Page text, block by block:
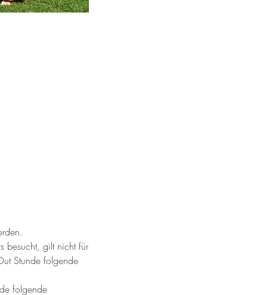
besucht, gilt nicht für
Stunde folgende
folgende